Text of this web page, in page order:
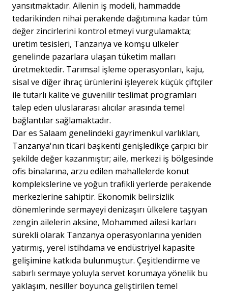
yansıtmaktadır. Ailenin iş modeli, hammadde
tedarikinden nihai perakende dağıtımına kadar tüm
değer zincirlerini kontrol etmeyi vurgulamakta;
üretim tesisleri, Tanzanya ve komşu ülkeler
genelinde pazarlara ulaşan tüketim malları
üretmektedir. Tarımsal işleme operasyonları, kaju,
sisal ve diğer ihraç ürünlerini işleyerek küçük çiftçiler
ile tutarlı kalite ve güvenilir teslimat programları
talep eden uluslararası alıcılar arasında temel
bağlantılar sağlamaktadır.
Dar es Salaam genelindeki gayrimenkul varlıkları,
Tanzanya'nın ticari başkenti genişledikçe çarpıcı bir
şekilde değer kazanmıştır; aile, merkezi iş bölgesinde
ofis binalarına, arzu edilen mahallelerde konut
komplekslerine ve yoğun trafikli yerlerde perakende
merkezlerine sahiptir. Ekonomik belirsizlik
dönemlerinde sermayeyi denizaşırı ülkelere taşıyan
zengin ailelerin aksine, Mohammed ailesi karları
sürekli olarak Tanzanya operasyonlarına yeniden
yatırmış, yerel istihdama ve endüstriyel kapasite
gelişimine katkıda bulunmuştur. Çeşitlendirme ve
sabırlı sermaye yoluyla servet korumaya yönelik bu
yaklaşım, nesiller boyunca geliştirilen temel